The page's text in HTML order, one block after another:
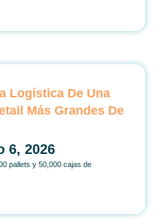
Logística De Una
Más Grandes De
6, 2026
pallets y 50,000 cajas de